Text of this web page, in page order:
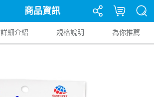
商品資訊
詳細介紹 規格說明 為你推薦